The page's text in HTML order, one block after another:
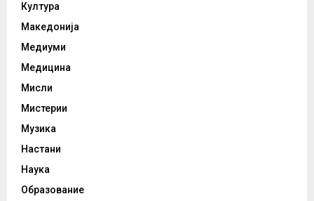
Култура
Македонија
Медиуми
Медицина
Мисли
Мистерии
Музика
Настани
Наука
Образование